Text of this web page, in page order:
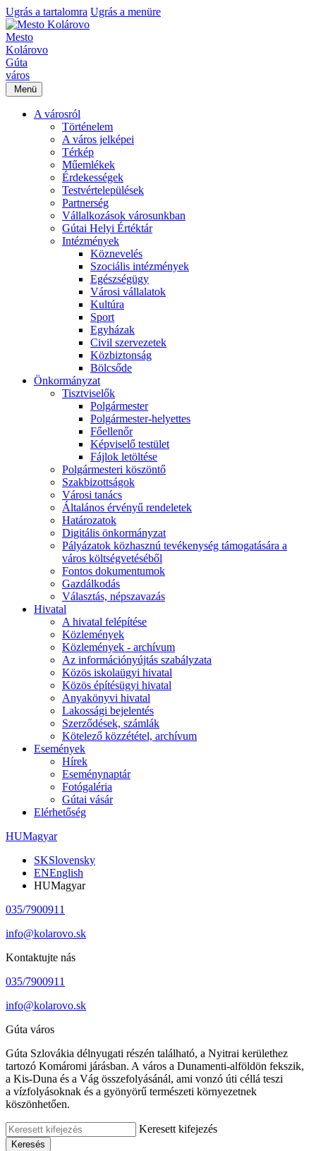
Ugrás a tartalomra Ugrás a menüre
Mesto
Kolárovo
Gúta
város
Menü
A városról
Történelem
A város jelképei
Térkép
Műemlékek
Érdekességek
Testvértelepülések
Partnerség
Vállalkozások városunkban
Gútai Helyi Értéktár
Intézmények
Köznevelés
Szociális intézmények
Egészségügy
Városi vállalatok
Kultúra
Sport
Egyházak
Civil szervezetek
Közbiztonság
Bölcsőde
Önkormányzat
Tisztviselők
Polgármester
Polgármester-helyettes
Főellenőr
Képviselő testület
Fájlok letöltése
Polgármesteri köszöntő
Szakbizottságok
Városi tanács
Általános érvényű rendeletek
Határozatok
Digitális önkormányzat
Pályázatok közhasznú tevékenység támogatására a
város költségvetéséből
Fontos dokumentumok
Gazdálkodás
Választás, népszavazás
Hivatal
A hivatal felépítése
Közlemények
Közlemények - archívum
Az információnyújtás szabályzata
Közös iskolaügyi hivatal
Közös építésügyi hivatal
Anyakönyvi hivatal
Lakossági bejelentés
Szerződések, számlák
Kötelező közzététel, archívum
Események
Hírek
Eseménynaptár
Fotógaléria
Gútai vásár
Elérhetőség
HUMagyar
SKSlovensky
ENEnglish
HUMagyar
035/7900911
info@kolarovo.sk
Kontaktujte nás
035/7900911
info@kolarovo.sk
Gúta város
Gúta Szlovákia délnyugati részén található, a Nyitrai kerülethez
tartozó Komáromi járásban. A város a Dunamenti-alföldön fekszik,
a Kis-Duna és a Vág összefolyásánál, ami vonzó úti céllá teszi
a vízfolyásoknak és a gyönyörű természeti környezetnek
köszönhetően.
Keresett kifejezés
Keresés